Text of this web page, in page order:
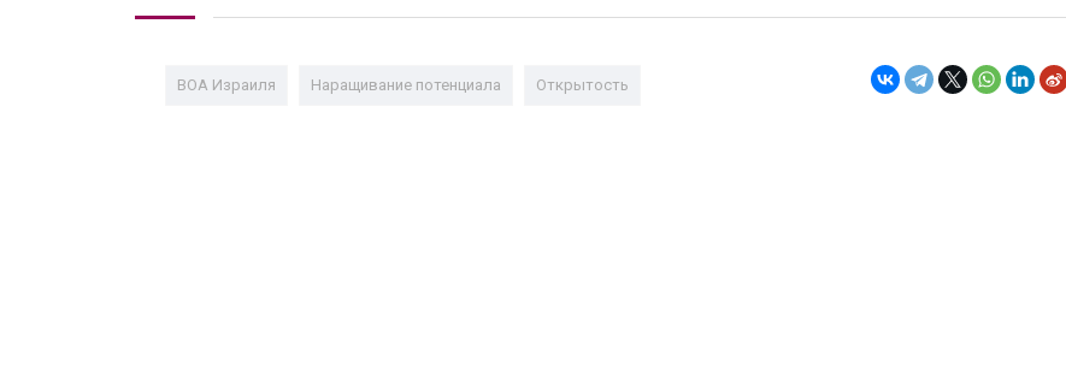
ВОА Израиля Наращивание потенциала Открытость